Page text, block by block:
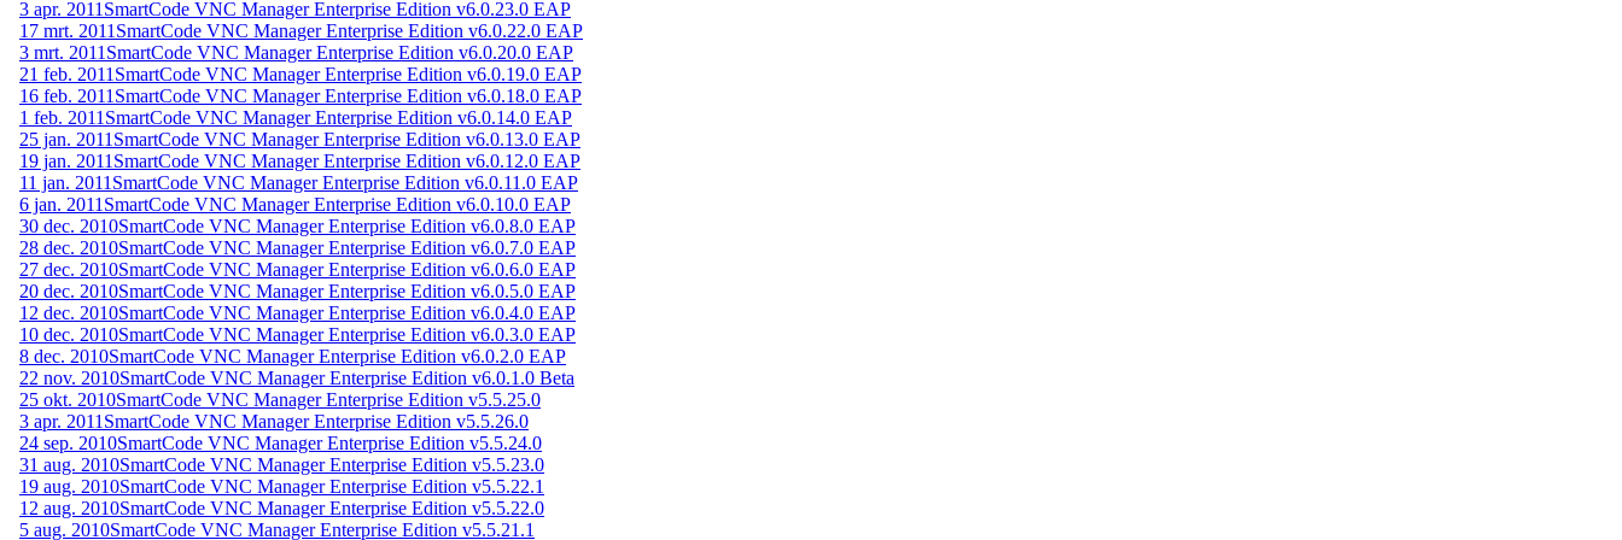
3 apr. 2011SmartCode VNC Manager Enterprise Edition v6.0.23.0 EAP
17 mrt. 2011SmartCode VNC Manager Enterprise Edition v6.0.22.0 EAP
3 mrt. 2011SmartCode VNC Manager Enterprise Edition v6.0.20.0 EAP
21 feb. 2011SmartCode VNC Manager Enterprise Edition v6.0.19.0 EAP
16 feb. 2011SmartCode VNC Manager Enterprise Edition v6.0.18.0 EAP
1 feb. 2011SmartCode VNC Manager Enterprise Edition v6.0.14.0 EAP
25 jan. 2011SmartCode VNC Manager Enterprise Edition v6.0.13.0 EAP
19 jan. 2011SmartCode VNC Manager Enterprise Edition v6.0.12.0 EAP
11 jan. 2011SmartCode VNC Manager Enterprise Edition v6.0.11.0 EAP
6 jan. 2011SmartCode VNC Manager Enterprise Edition v6.0.10.0 EAP
30 dec. 2010SmartCode VNC Manager Enterprise Edition v6.0.8.0 EAP
28 dec. 2010SmartCode VNC Manager Enterprise Edition v6.0.7.0 EAP
27 dec. 2010SmartCode VNC Manager Enterprise Edition v6.0.6.0 EAP
20 dec. 2010SmartCode VNC Manager Enterprise Edition v6.0.5.0 EAP
12 dec. 2010SmartCode VNC Manager Enterprise Edition v6.0.4.0 EAP
10 dec. 2010SmartCode VNC Manager Enterprise Edition v6.0.3.0 EAP
8 dec. 2010SmartCode VNC Manager Enterprise Edition v6.0.2.0 EAP
22 nov. 2010SmartCode VNC Manager Enterprise Edition v6.0.1.0 Beta
25 okt. 2010SmartCode VNC Manager Enterprise Edition v5.5.25.0
3 apr. 2011SmartCode VNC Manager Enterprise Edition v5.5.26.0
24 sep. 2010SmartCode VNC Manager Enterprise Edition v5.5.24.0
31 aug. 2010SmartCode VNC Manager Enterprise Edition v5.5.23.0
19 aug. 2010SmartCode VNC Manager Enterprise Edition v5.5.22.1
12 aug. 2010SmartCode VNC Manager Enterprise Edition v5.5.22.0
5 aug. 2010SmartCode VNC Manager Enterprise Edition v5.5.21.1